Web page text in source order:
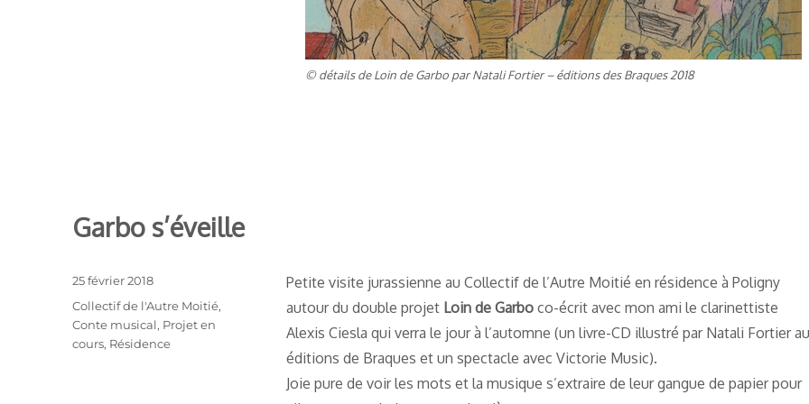
© détails de Loin de Garbo par Natali Fortier – éditions des Braques 2018
Garbo s’éveille
Petite visite jurassienne au Collectif de l’Autre Moitié en résidence à Poligny
autour du double projet Loin de Garboco-écrit avec mon ami le clarinettiste
Alexis Ciesla qui verra le jour à l’automne (un livre-CD illustré par Natali Fortier
éditions de Braques et un spectacle avec Victorie Music).
Joie pure de voir les mots et la musique s’extraire de leur gangue de papier pour
Publié
le
25 février 2018
Catégories
Collectif de l'Autre Moitié,
Conte musical, Projet en
cours, Résidence